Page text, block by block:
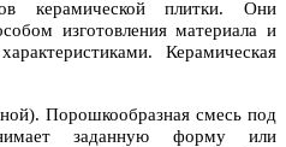
керамической плитки. Они
изготовления материала и
Керамическая
Порошкообразная смесь под
заданную форму или